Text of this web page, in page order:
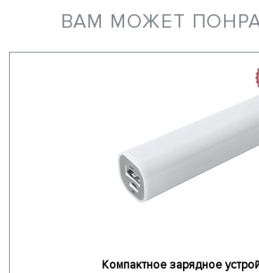
ВАМ МОЖЕТ
Компактное зарядное